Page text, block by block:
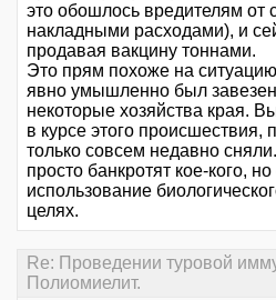
это обошлось вредителям от
накладными расходами), и
продавая вакцину тоннами.
Это прям похоже на ситуацию
явно умышленно был
некоторые хозяйства края.
в курсе этого происшествия,
только совсем недавно
просто банкротят кое-кого,
использование
целях.
Re: Проведении туровой
Полиомиелит.